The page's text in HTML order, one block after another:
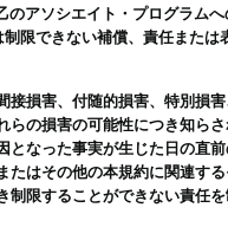
アソシエイト・プログラム
限できない補償、責任または
損害、付随的損害、特別損
の損害の可能性につき知ら
なった事実が生じた日の直
たはその他の本規約に関連す
限することができない責任を